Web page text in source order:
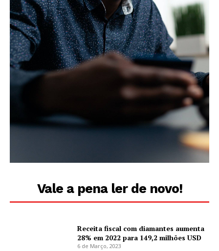
Vale a pena ler de novo!
Receita fiscal com diamantes aumenta
28% em 2022 para 149,2 milhões USD
6 de Março, 2023